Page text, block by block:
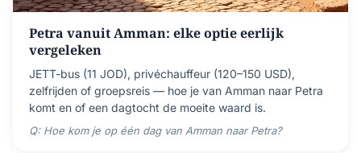
Petra vanuit Amman: elke optie eerlijk
vergeleken
JETT-bus (11 JOD), privéchauffeur (120–150 USD),
zelfrijden of groepsreis — hoe je van Amman naar Petra
komt en of een dagtocht de moeite waard is.
Q: Hoe kom je op één dag van Amman naar Petra?